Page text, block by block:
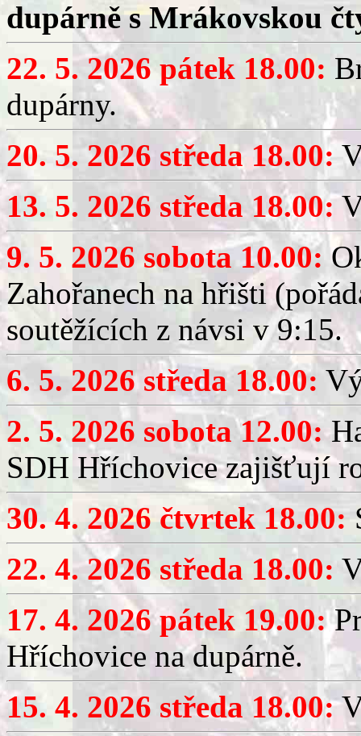
dupárně s Mrákovskou
22. 5. 2026 pátek 18.00:
dupárny.
20. 5. 2026 středa 18.00:
13. 5. 2026 středa 18.00:
9. 5. 2026 sobota 10.00:
Zahořanech na hřišti
soutěžících z návsi v 9:15.
6. 5. 2026 středa 18.00:
2. 5. 2026 sobota 12.00:
SDH Hříchovice zajišťují
30. 4. 2026 čtvrtek 18.00:
22. 4. 2026 středa 18.00:
17. 4. 2026 pátek 19.00:
Hříchovice na dupárně.
15. 4. 2026 středa 18.00: